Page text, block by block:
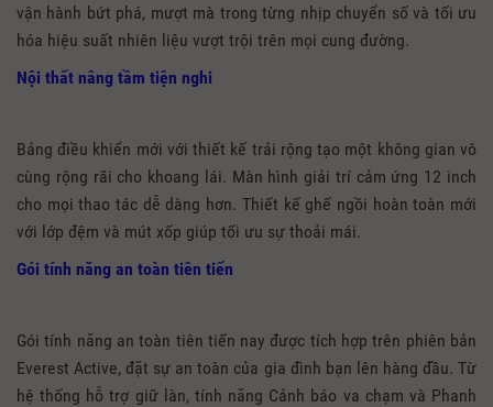
vận hành bứt phá, mượt mà trong từng nhịp chuyển số và tối ưu
hóa hiệu suất nhiên liệu vượt trội trên mọi cung đường.
Nội thất nâng tầm tiện nghi
Bảng điều khiển mới với thiết kế trải rộng tạo một không gian vô
cùng rộng rãi cho khoang lái. Màn hình giải trí cảm ứng 12 inch
cho mọi thao tác dễ dàng hơn. Thiết kế ghế ngồi hoàn toàn mới
với lớp đệm và mút xốp giúp tối ưu sự thoải mái.
Gói tính năng an toàn tiên tiến
Gói tính năng an toàn tiên tiến nay được tích hợp trên phiên bản
Everest Active, đặt sự an toàn của gia đình bạn lên hàng đầu. Từ
hệ thống hỗ trợ giữ làn, tính năng Cảnh báo va chạm và Phanh